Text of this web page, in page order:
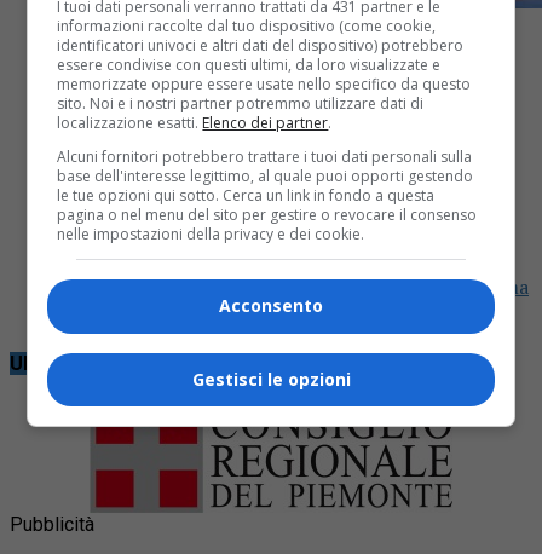
Biella5 mesi fa
Marta Buono d’oro e Vittoria Pozzo di
bronzo sul tatami di Vigevano
Ippon 2 Karate protagonista in occasione della prima
tappa della Open League
Ultime notizie
Pubblicità
I tuoi dati personali verranno trattati da 431 partner e le
informazioni raccolte dal tuo dispositivo (come cookie,
identificatori univoci e altri dati del dispositivo) potrebbero
essere condivise con questi ultimi, da loro visualizzate e
memorizzate oppure essere usate nello specifico da questo
sito. Noi e i nostri partner potremmo utilizzare dati di
localizzazione esatti. Elenco dei partner.
Alcuni fornitori potrebbero trattare i tuoi dati personali sulla
base dell'interesse legittimo, al quale puoi opporti gestendo
le tue opzioni qui sotto. Cerca un link in fondo a questa
pagina o nel menu del sito per gestire o revocare il consenso
nelle impostazioni della privacy e dei cookie.
Acconsento
Gestisci le opzioni